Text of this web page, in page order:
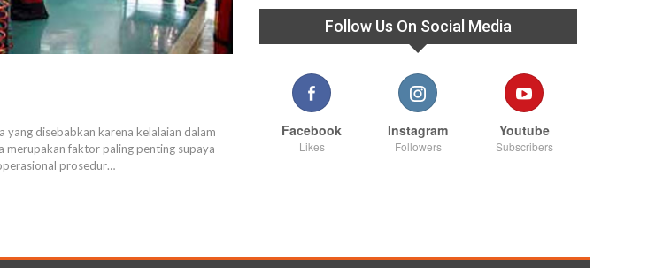
yang disebabkan karena kelalaian dalam
merupakan faktor paling penting supaya
prosedur…
Follow Us On Social Media
Facebook
Likes
Instagram
Followers
Youtube
Subscribers